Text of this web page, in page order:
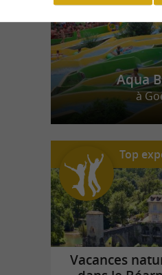
Aqua
à
Top
Vacances